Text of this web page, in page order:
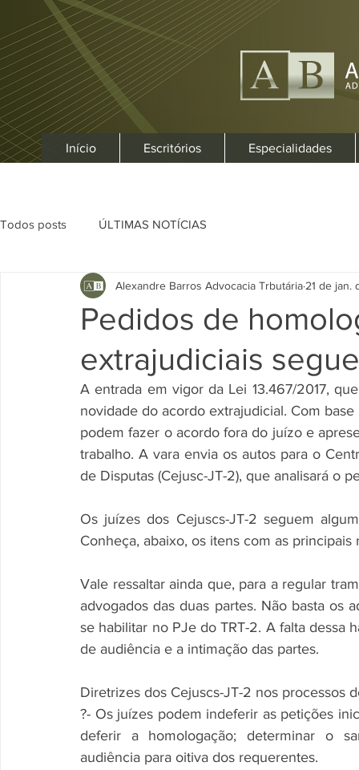
Início Escritórios Especialidades
Todos posts ÚLTIMAS NOTÍCIAS
Pedidos de
extrajudiciais
Alexandre Barros Advocacia Trbutária 21 de jan.
A entrada em vigor da Lei 13.467/2017,
novidade do acordo extrajudicial. Com
podem fazer o acordo fora do juízo e
trabalho. A vara envia os autos para o
de Disputas (Cejusc-JT-2), que analisará o
Os juízes dos Cejuscs-JT-2 seguem
Conheça, abaixo, os itens com as
Vale ressaltar ainda que, para a regular
advogados das duas partes. Não basta os
se habilitar no PJe do TRT-2. A falta dessa
de audiência e a intimação das partes.
Diretrizes dos Cejuscs-JT-2 nos processos
?- Os juízes podem indeferir as petições
deferir a homologação; determinar o
audiência para oitiva dos requerentes.